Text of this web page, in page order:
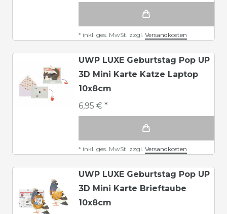
* inkl. ges. MwSt. zzgl. Versandkosten
UWP LUXE Geburtstag Pop UP
3D Mini Karte Katze Laptop
10x8cm
6,95 € *
* inkl. ges. MwSt. zzgl. Versandkosten
UWP LUXE Geburtstag Pop UP
3D Mini Karte Brieftaube
10x8cm